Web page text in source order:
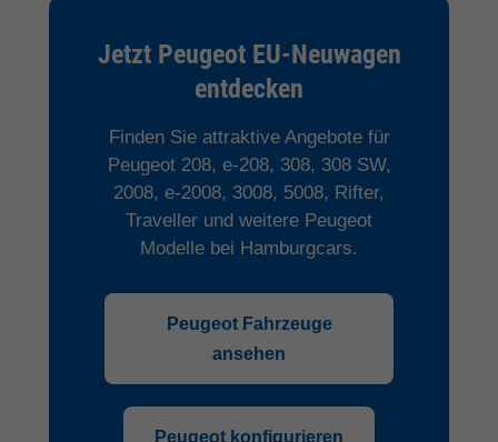
Jetzt Peugeot EU-Neuwagen
entdecken
Finden Sie attraktive Angebote für
Peugeot 208, e-208, 308, 308 SW,
2008, e-2008, 3008, 5008, Rifter,
Traveller und weitere Peugeot
Modelle bei Hamburgcars.
Peugeot Fahrzeuge
ansehen
Peugeot konfigurieren